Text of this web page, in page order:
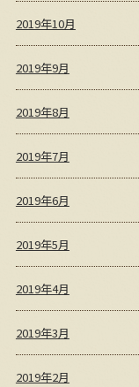
2019年10月
2019年9月
2019年8月
2019年7月
2019年6月
2019年5月
2019年4月
2019年3月
2019年2月